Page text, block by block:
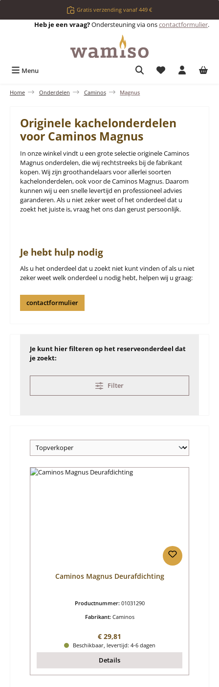
Ga naar de hoofdinhoudGratis verzending vanaf 449 €
Heb je een vraag?Ondersteuning via onscontactformulier.
Menu Je hebt 0 items
Home Onderdelen Caminos Magnus
Originele kachelonderdelen
voor Caminos Magnus
In onze winkel vindt u een grote selectie originele Caminos
Magnus onderdelen, die wij rechtstreeks bij de fabrikant
kopen. Wij zijn groothandelaars voor allerlei soorten
kachelonderdelen, ook voor de Caminos Magnus. Daarom
kunnen wij u een snelle levertijd en professioneel advies
garanderen. Als u niet zeker weet of het onderdeel dat u
zoekt het juiste is, vraag het ons dan gerust persoonlijk.
Je hebt hulp nodig
Als u het onderdeel dat u zoekt niet kunt vinden of als u niet
zeker weet welk onderdeel u nodig hebt, helpen wij u graag:
contactformulier
Je kunt hier filteren op het reserveonderdeel dat
je zoekt:
Filter
Caminos Magnus Deurafdichting
Productnummer: 01031290
Fabrikant: Caminos
Normale prijs:
€ 29,81
Beschikbaar, levertijd: 4-6 dagen
Details